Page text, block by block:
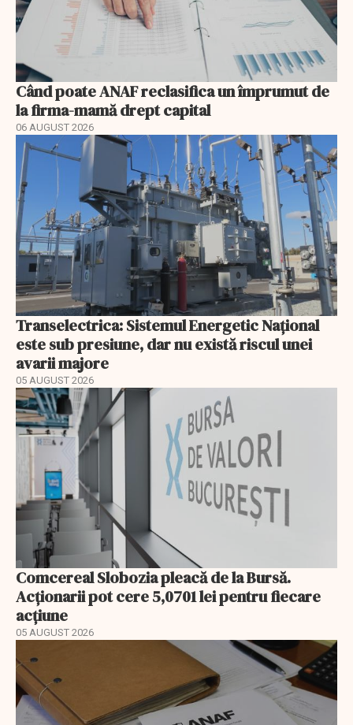
Când poate ANAF reclasifica un împrumut de
la firma-mamă drept capital
06 AUGUST 2026
Transelectrica: Sistemul Energetic Național
este sub presiune, dar nu există riscul unei
avarii majore
05 AUGUST 2026
Comcereal Slobozia pleacă de la Bursă.
Acționarii pot cere 5,0701 lei pentru fiecare
acțiune
05 AUGUST 2026